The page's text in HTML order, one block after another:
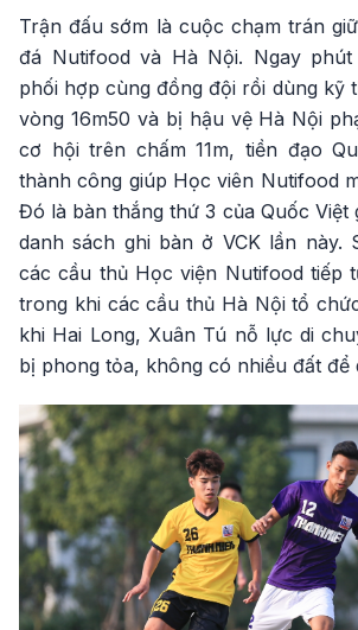
Trận đấu sớm là cuộc chạm trán
đá Nutifood và Hà Nội. Ngay phút
phối hợp cùng đồng đội rồi dùng kỹ
vòng 16m50 và bị hậu vệ Hà Nội
cơ hội trên chấm 11m, tiền đạo
thành công giúp Học viên Nutifood
Đó là bàn thắng thứ 3 của Quốc Việt
danh sách ghi bàn ở VCK lần này.
các cầu thủ Học viện Nutifood tiếp
trong khi các cầu thủ Hà Nội tổ
khi Hai Long, Xuân Tú nỗ lực di
bị phong tỏa, không có nhiều đất để